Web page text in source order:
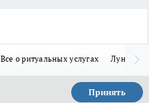
Все о ритуальных услугах Лунно-
Принять